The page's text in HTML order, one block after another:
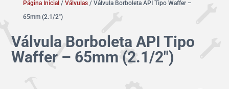
Página Inicial / Válvulas/ Válvula Borboleta API Tipo Waffer –
65mm (2.1/2″)
Válvula Borboleta API Tipo
Waffer – 65mm (2.1/2″)